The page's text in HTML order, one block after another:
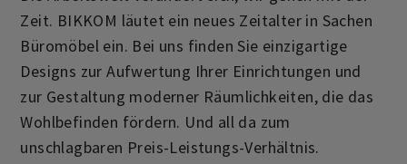
Zeit. BIKKOM läutet ein neues Zeitalter in Sachen
Büromöbel ein. Bei uns finden Sie einzigartige
Designs zur Aufwertung Ihrer Einrichtungen und
zur Gestaltung moderner Räumlichkeiten, die das
Wohlbefinden fördern. Und all da zum
unschlagbaren Preis-Leistungs-Verhältnis.
Höhenverstellbare Schreibtische